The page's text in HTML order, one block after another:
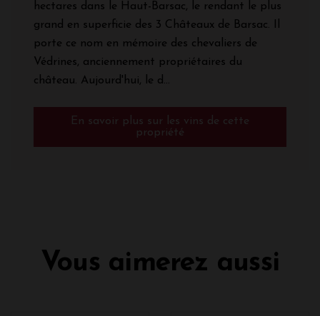
hectares dans le Haut-Barsac, le rendant le plus
grand en superficie des 3 Châteaux de Barsac. Il
porte ce nom en mémoire des chevaliers de
Védrines, anciennement propriétaires du
château. Aujourd'hui, le d...
En savoir plus sur les vins de cette
propriété
Vous aimerez aussi